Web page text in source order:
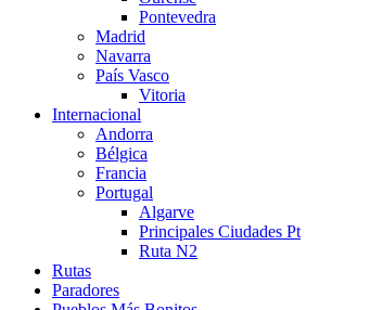
Pontevedra
Madrid
Navarra
País Vasco
Vitoria
Internacional
Andorra
Bélgica
Francia
Portugal
Algarve
Principales Ciudades Pt
Ruta N2
Rutas
Paradores